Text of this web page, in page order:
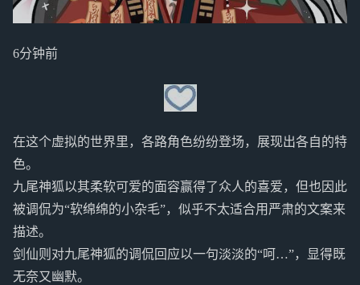
6分钟前
在这个虚拟的世界里，各路角色纷纷登场，展现出各自的特
色。
九尾神狐以其柔软可爱的面容赢得了众人的喜爱，但也因此
被调侃为“软绵绵的小杂毛”，似乎不太适合用严肃的文案来
描述。
剑仙则对九尾神狐的调侃回应以一句淡淡的“呵…”，显得既
无奈又幽默。